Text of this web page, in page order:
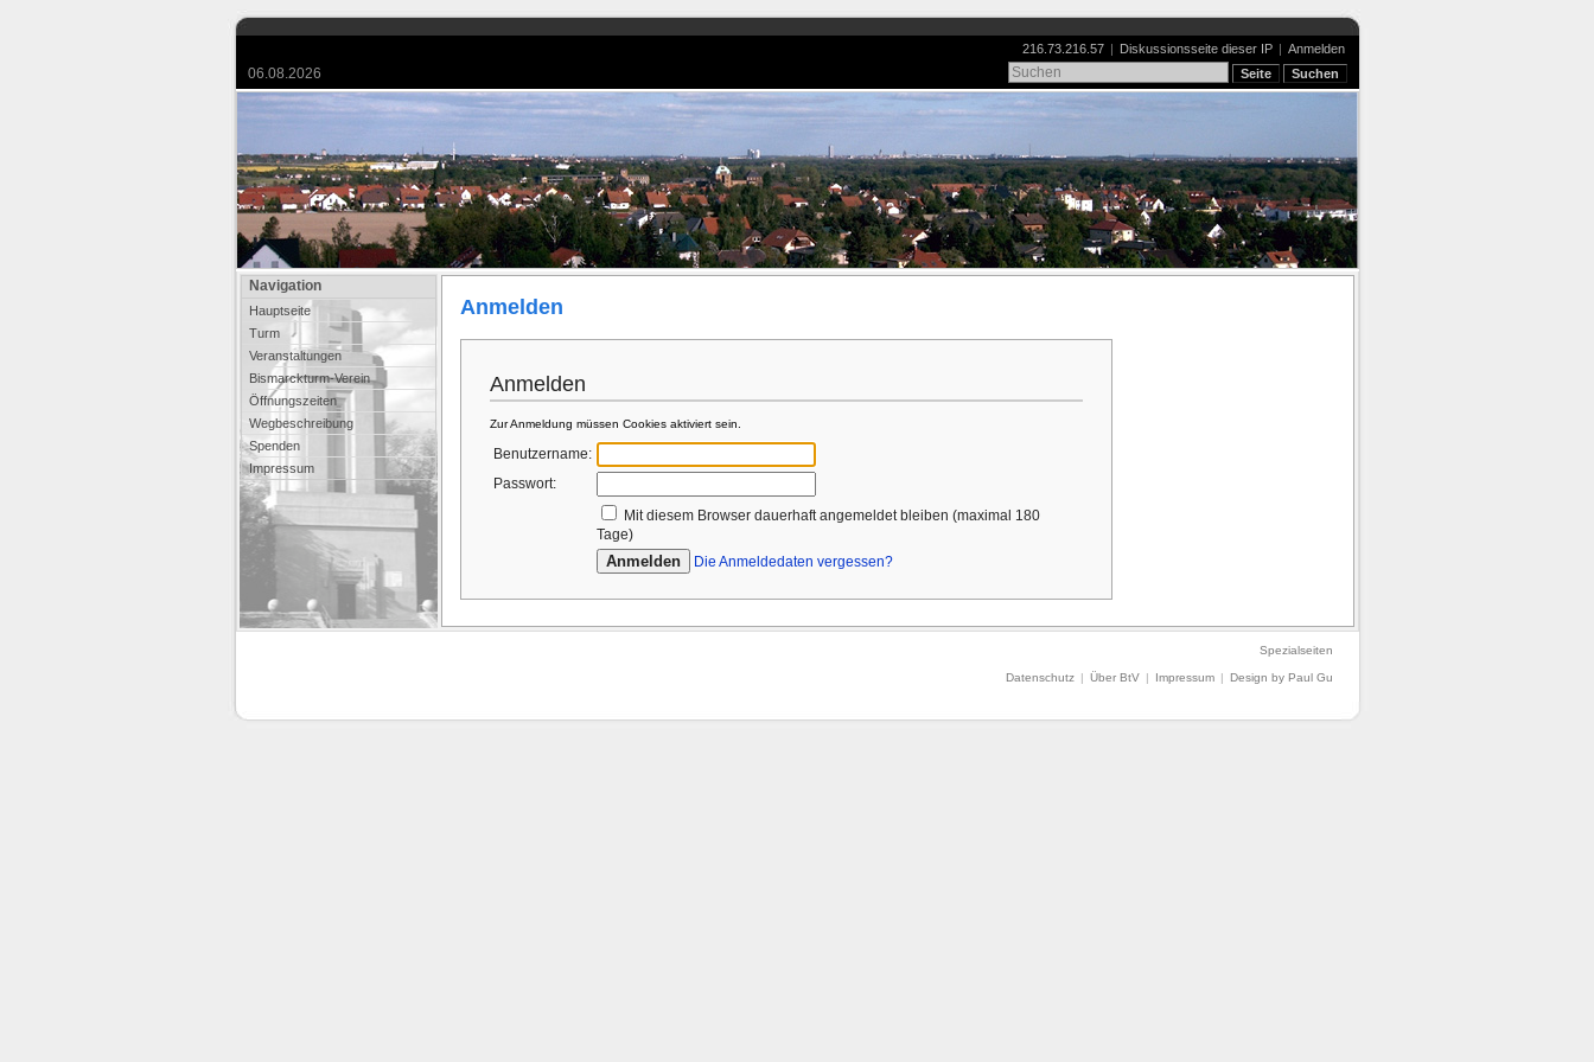
06.08.2026
216.73.216.57 | Diskussionsseite dieser IP | Anmelden
Navigation
Hauptseite
Turm
Veranstaltungen
Bismarckturm-Verein
Öffnungszeiten
Wegbeschreibung
Spenden
Impressum
Anmelden
Anmelden
Zur Anmeldung müssen Cookies aktiviert sein.
Benutzername:
Passwort:
Mit diesem Browser dauerhaft angemeldet bleiben (maximal 180
Tage)
Die Anmeldedaten vergessen?
Spezialseiten
Datenschutz | Über BtV | Impressum | Design by Paul Gu